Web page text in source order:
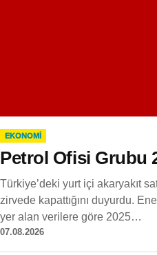
EKONOMI
Petrol Ofisi Grubu
Türkiye’deki yurt içi akaryakıt
zirvede kapattığını duyurdu.
yer alan verilere göre 2025…
07.08.2026